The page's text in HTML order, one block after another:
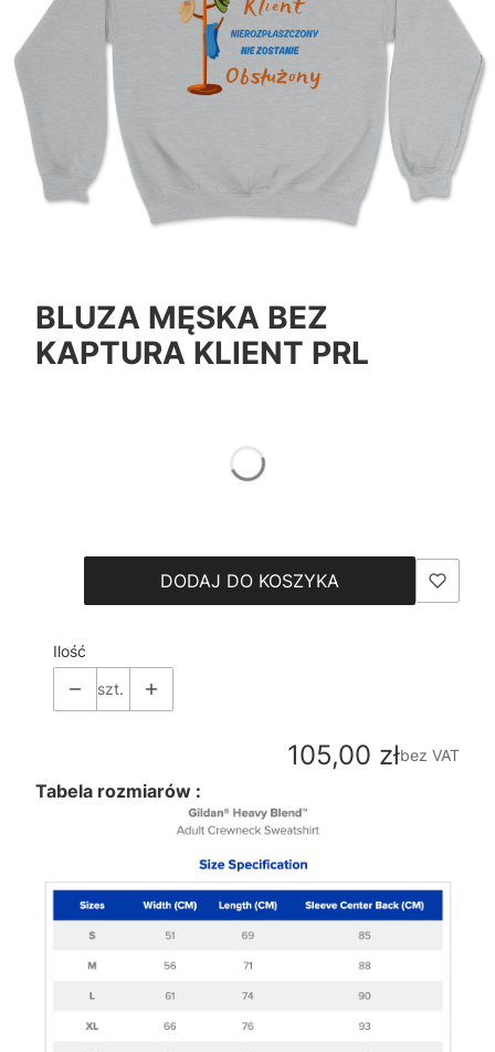
BLUZA MĘSKA BEZ
KAPTURA KLIENT PRL
DODAJ DO KOSZYKA
Ilość
szt.
Cena
105,00 złbez VAT
Tabela rozmiarów :